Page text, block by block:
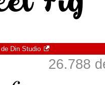
de Din Studio
26.788